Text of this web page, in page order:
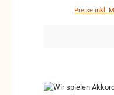
Preise inkl.